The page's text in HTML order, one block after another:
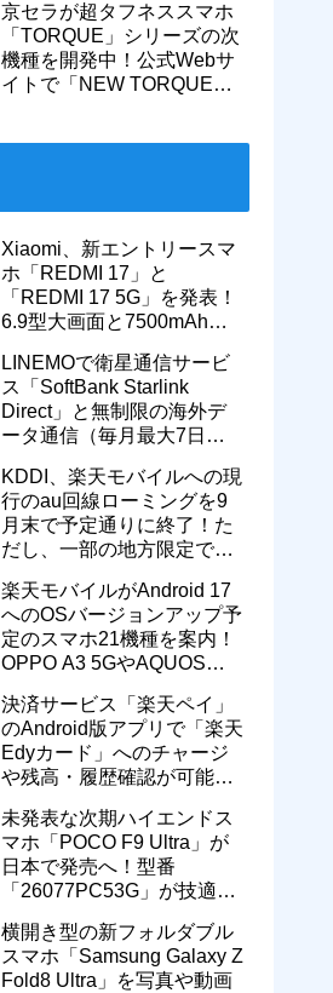
に
京セラが超タフネススマホ
「TORQUE」シリーズの次
機種を開発中！公式Webサ
イトで「NEW TORQUE」
Xiaomi、新エントリースマ
ホ「REDMI 17」と
「REDMI 17 5G」を発表！
6.9型大画面と7500mAhバ
でも発売予定
LINEMOで衛星通信サービ
ス「SoftBank Starlink
Direct」と無制限の海外デ
ータ通信（毎月最大7日
から利用可能
KDDI、楽天モバイルへの現
行のau回線ローミングを9
月末で予定通りに終了！た
だし、一部の地方限定では
維持に協力へ
楽天モバイルがAndroid 17
へのOSバージョンアップ予
定のスマホ21機種を案内！
OPPO A3 5GやAQUOS
対象
決済サービス「楽天ペイ」
のAndroid版アプリで「楽天
Edyカード」へのチャージ
や残高・履歴確認が可能
交換なども
未発表な次期ハイエンドス
マホ「POCO F9 Ultra」が
日本で発売へ！型番
「26077PC53G」が技適通
テリー搭載に
横開き型の新フォルダブル
スマホ「Samsung Galaxy Z
Fold8 Ultra」を写真や動画